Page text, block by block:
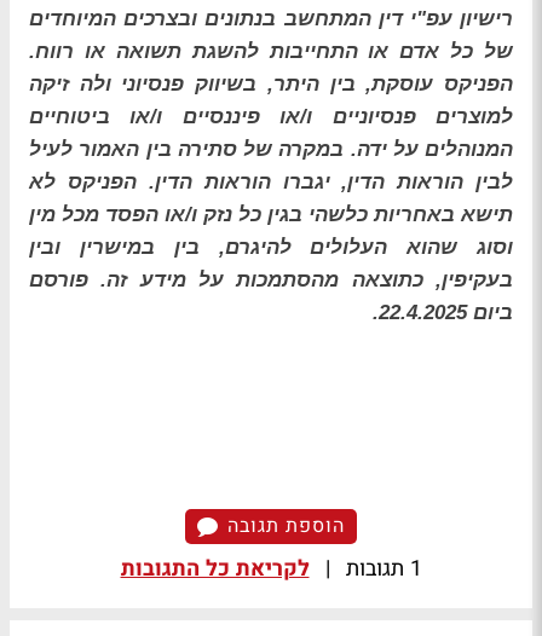
רישיון עפ"י דין המתחשב בנתונים ובצרכים המיוחדים
של כל אדם או התחייבות להשגת תשואה או רווח.
הפניקס עוסקת, בין היתר, בשיווק פנסיוני ולה זיקה
למוצרים פנסיוניים ו/או פיננסיים ו/או ביטוחיים
המנוהלים על ידה. במקרה של סתירה בין האמור לעיל
לבין הוראות הדין, יגברו הוראות הדין. הפניקס לא
תישא באחריות כלשהי בגין כל נזק ו/או הפסד מכל מין
וסוג שהוא העלולים להיגרם, בין במישרין ובין
בעקיפין, כתוצאה מהסתמכות על מידע זה. פורסם
ביום 22.4.2025.
הוספת תגובה
1 תגובות | לקריאת כל התגובות